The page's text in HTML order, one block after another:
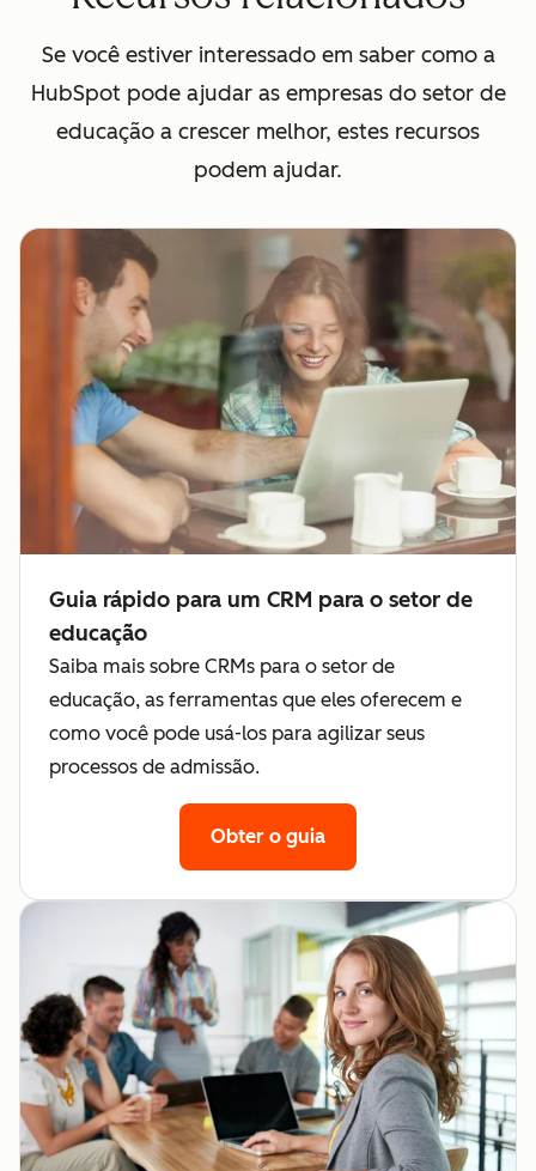
Se você estiver interessado em saber como a
HubSpot pode ajudar as empresas do setor de
educação a crescer melhor, estes recursos
podem ajudar.
Guia rápido para um CRM para o setor de
educação
Saiba mais sobre CRMs para o setor de
educação, as ferramentas que eles oferecem e
como você pode usá-los para agilizar seus
processos de admissão.
Obter o guia